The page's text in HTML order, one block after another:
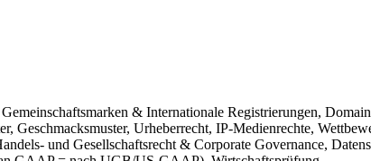
& Internationale Registrierungen,
Geschmacksmuster, Urheberrecht, IP-Medienrechte,
und Gesellschaftsrecht & Corporate Governance,